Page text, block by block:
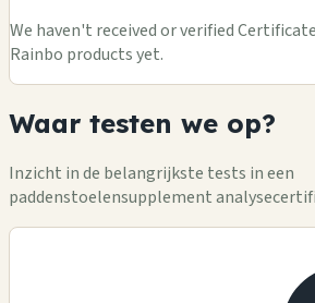
We haven't received or verified
Rainbo products yet.
Waar testen we op?
Inzicht in de belangrijkste tests in een
paddenstoelensupplement